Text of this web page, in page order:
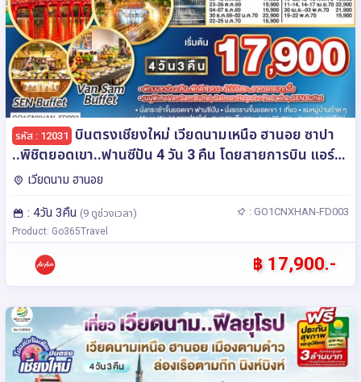
รหัส : 12031
บินตรงเชียงใหม่ เวียดนามเหนือ ฮานอย ซาปา
..พิชิตยอดเขา..ฟานซีปัน 4 วัน 3 คืน โดยสายการบิน แอร์
เอเชีย (FD) ** พักโรงแรม ระดับ 4 ดาว **
เวียดนาม ฮานอย
: 4วัน 3คืน (9 ดูช่วงเวลา) : GO1CNXHAN-FD003
Product: Go365Travel
฿ 17,900.-